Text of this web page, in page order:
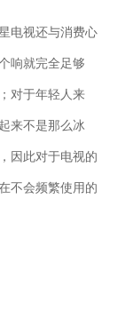
电视还与消费心
响就完全足够
对于年轻人来
来不是那么冰
因此对于电视的
不会频繁使用的